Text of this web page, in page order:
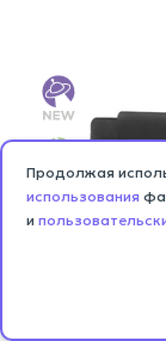
Продолжая
использования
и